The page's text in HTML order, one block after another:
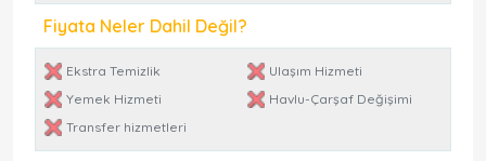
Fiyata Neler Dahil Değil?
Ekstra Temizlik
Ulaşım Hizmeti
Yemek Hizmeti
Havlu-Çarşaf Değişimi
Transfer hizmetleri